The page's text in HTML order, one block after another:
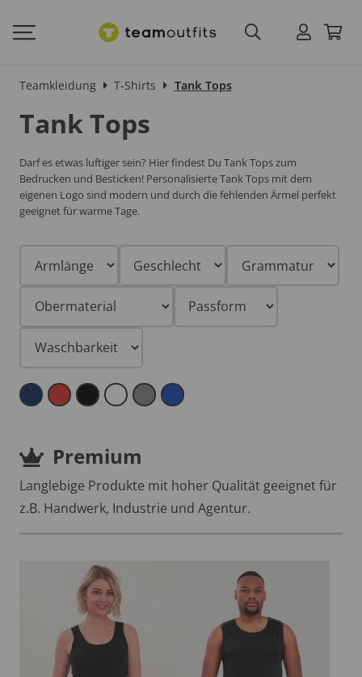
Teamkleidung T-Shirts Tank Tops
Tank Tops
Darf es etwas luftiger sein? Hier findest Du Tank Tops zum
Bedrucken und Besticken! Personalisierte Tank Tops mit dem
eigenen Logo sind modern und durch die fehlenden Ärmel perfekt
geeignet für warme Tage.
Premium
Langlebige Produkte mit hoher Qualität geeignet für
z.B. Handwerk, Industrie und Agentur.